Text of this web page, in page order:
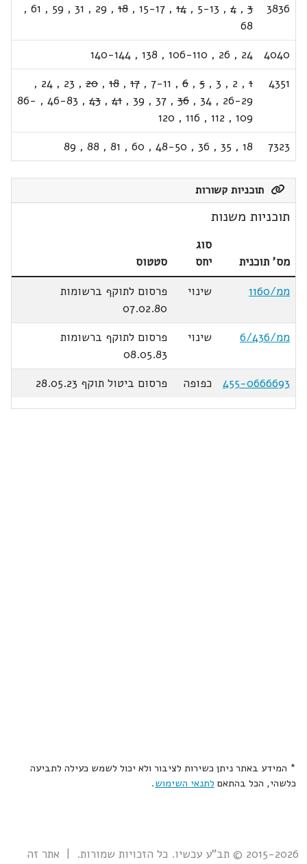
3836
3
,
4
,
5-13
,
14
,
15-17
,
18
,
29
,
31
,
59
,
61
,
68
4040
24
,
26
,
106-110
,
138
,
140-144
4351
1
,
2
,
3
,
5
,
6
,
7-11
,
17
,
18
,
20
,
23
,
24
,
26-29
,
34
,
36
,
37
,
39
,
41
,
43
,
46-83
,
86-
109
,
112
,
116
,
120
7323
18
,
35
,
36
,
48-50
,
60
,
81
,
88
,
89
תוכניות קשורות
תוכניות משנות
מס' תוכנית
סוג
יחס
סטטוס
ממ/1160
שינוי
פרסום לתוקף ברשומות
07.02.80
ממ/6/436
שינוי
פרסום לתוקף ברשומות
08.05.83
455-0666693
כפופה פרסום ביטול תוקף 28.05.23
* המידע באתר ניתן כשירות לציבור ולא יכול לשמש כעילה לתביעה
כלשהי, הכל בהתאם לתנאי השימוש.
2015-2026 © תב"ע עכשיו. כל הזכויות שמורות. | אתר זה